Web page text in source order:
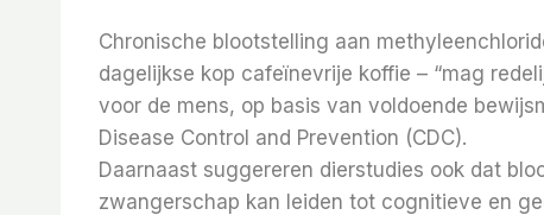
Chronische blootstelling aan
dagelijkse kop cafeïnevrije koffie – “mag
voor de mens, op basis van voldoende
Disease Control and Prevention (CDC).
Daarnaast suggereren dierstudies ook dat
zwangerschap kan leiden tot cognitieve en